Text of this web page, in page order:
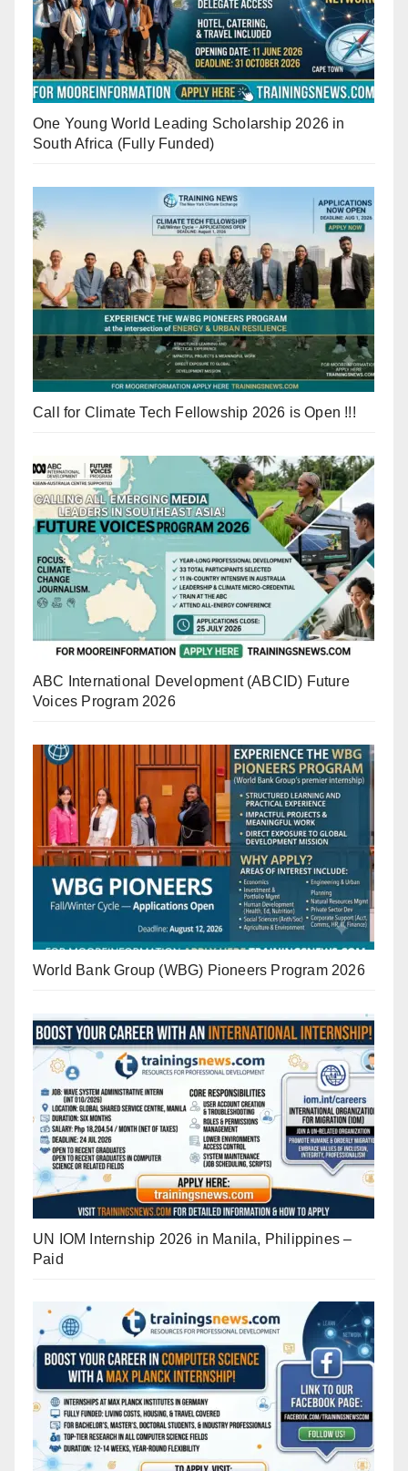
One Young World Leading Scholarship 2026 in
South Africa (Fully Funded)
Call for Climate Tech Fellowship 2026 is Open !!!
ABC International Development (ABCID) Future
Voices Program 2026
World Bank Group (WBG) Pioneers Program 2026
UN IOM Internship 2026 in Manila, Philippines –
Paid